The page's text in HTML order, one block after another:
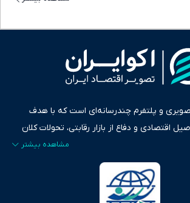
و پلتفرم چندرسانه‌ای است که با هدف
اقتصادی و دفاع از بازار رقابتی، تحولات کلان
قالب‌های ویدیو، پادکست، متن و گزارش‌های تحلیلی
به عنوان منبعی دقیق و قابل اعتماد، فراتر از
تبیین سیاست‌ها و کارکردهای بازارهای مالی،
و حوزه‌های نوظهور می‌پردازد. اکوایران با پایبندی